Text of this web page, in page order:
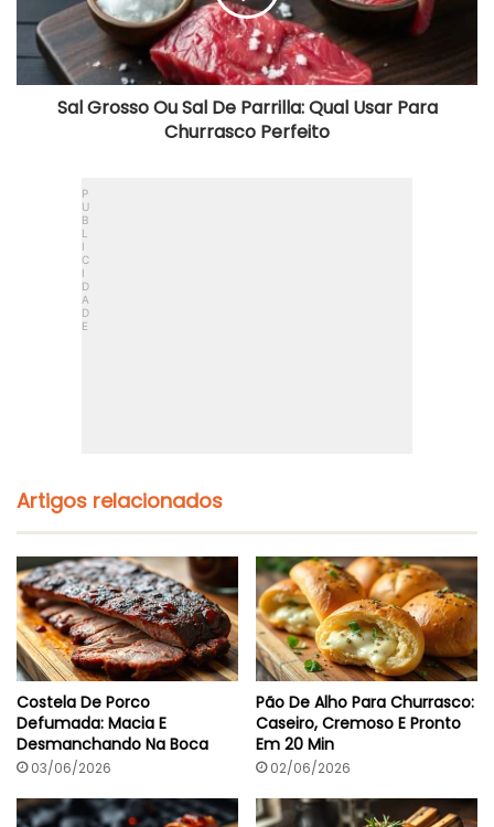
Qual
Usar
Para
Churrasco
Perfeito
Sal Grosso Ou Sal De Parrilla: Qual Usar Para
Churrasco Perfeito
Artigos relacionados
Costela De Porco
Defumada: Macia E
Desmanchando Na Boca
03/06/2026
Pão De Alho Para Churrasco:
Caseiro, Cremoso E Pronto
Em 20 Min
02/06/2026